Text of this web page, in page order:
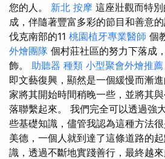
您的人。 新北 按摩 這座壯觀而特
成，伴隨著豐富多彩的節目和善意
伐克南部的11 桃園植牙專業醫師 個
外燴團隊 個村莊社區的努力下落成
飾。 助聽器 種類 小型聚會外燴推薦
即文藝復興，顯然是一個緩慢而漸
家將其開始時間稍晚一些，並將其
落聯繫起來。 我們完全可以透過強
些基礎知識，儘管我認為這種方法
美德，一個人就到達了這條道路的
識，透過不斷地實踐善行，最終越來